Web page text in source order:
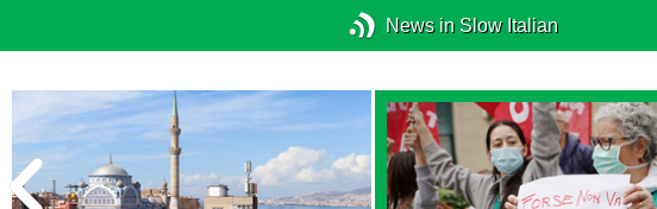
News in Slow Italian